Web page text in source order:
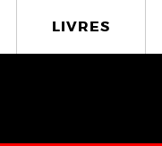
LIVRES